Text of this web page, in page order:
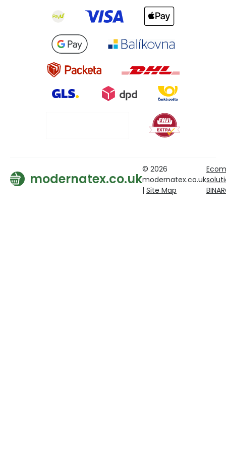
modernatex.co.uk
© 2026
modernatex.co.uk
| Site Map